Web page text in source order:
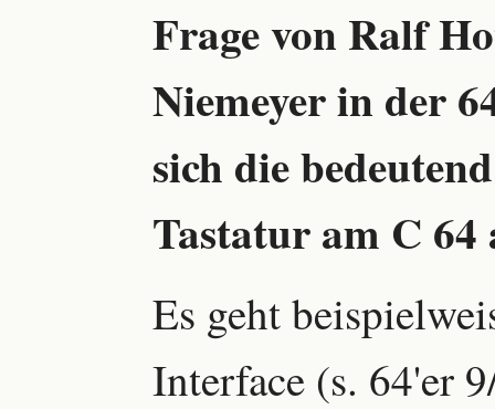
Frage von Ralf
Niemeyer in der
sich die
Tastatur am C 64
Es geht
Interface (s. 64'er